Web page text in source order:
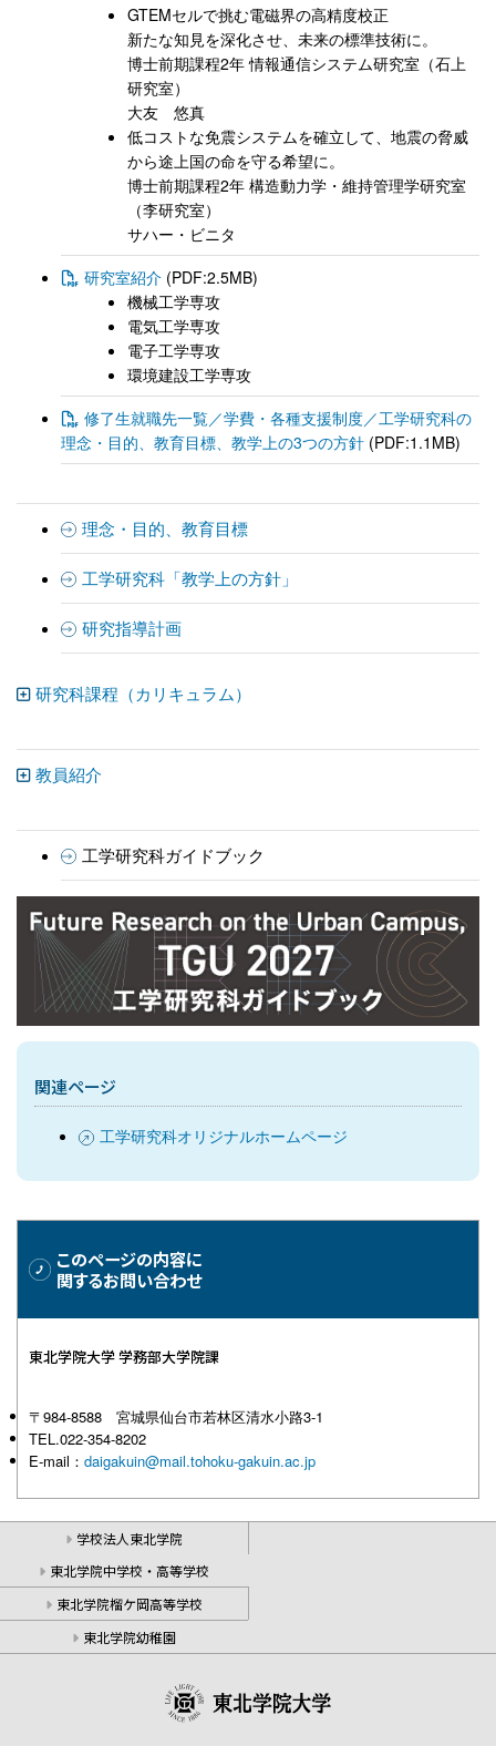
GTEMセルで挑む電磁界の高精度校正
新たな知見を深化させ、未来の標準技術に。
博士前期課程2年 情報通信システム研究室（石上
研究室）
大友 悠真
低コストな免震システムを確立して、地震の脅威
から途上国の命を守る希望に。
博士前期課程2年 構造動力学・維持管理学研究室
（李研究室）
サハー・ビニタ
研究室紹介 (PDF:2.5MB)
機械工学専攻
電気工学専攻
電子工学専攻
環境建設工学専攻
修了生就職先一覧／学費・各種支援制度／工学研究科の
理念・目的、教育目標、教学上の3つの方針 (PDF:1.1MB)
理念・目的、教育目標
工学研究科「教学上の方針」
研究指導計画
研究科課程（カリキュラム）
教員紹介
工学研究科ガイドブック
関連ページ
工学研究科オリジナルホームページ
このページの内容に
関するお問い合わせ
東北学院大学 学務部大学院課
〒984-8588 宮城県仙台市若林区清水小路3-1
TEL.022-354-8202
E-mail： daigakuin@mail.tohoku-gakuin.ac.jp
学校法人東北学院
東北学院中学校・高等学校
東北学院榴ケ岡高等学校
東北学院幼稚園